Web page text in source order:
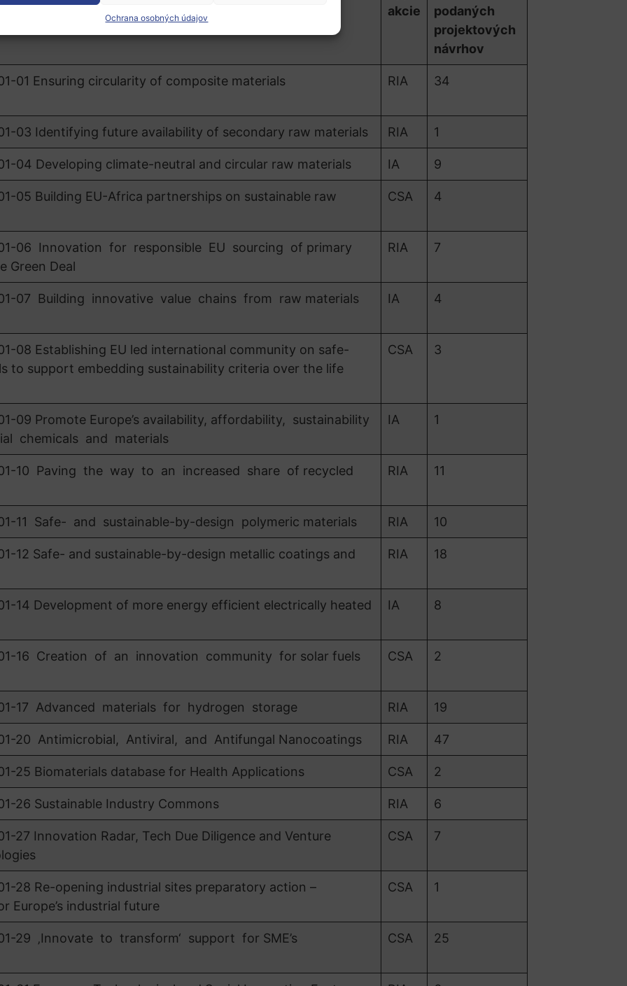
Ochrana osobných údajov
akcie
podaných
projektových
návrhov
01 Ensuring circularity of composite materials
RIA 34
03 Identifying future availability of secondary raw materials RIA 1
04 Developing climate-neutral and circular raw materials IA 9
05 Building EU-Africa partnerships on sustainable raw
CSA 4
01-06 Innovation for responsible EU sourcing of primary
Green Deal
RIA 7
01-07 Building innovative value chains from raw materials
IA 4
08 Establishing EU led international community on safe-
to support embedding sustainability criteria over the life
CSA 3
09 Promote Europe’s availability, affordability, sustainability
chemicals and materials
IA 1
01-10 Paving the way to an increased share of recycled
RIA 11
11 Safe- and sustainable-by-design polymeric materials RIA 10
12 Safe- and sustainable-by-design metallic coatings and
RIA 18
14 Development of more energy efficient electrically heated
IA 8
01-16 Creation of an innovation community for solar fuels
CSA 2
01-17 Advanced materials for hydrogen storage RIA 19
01-20 Antimicrobial, Antiviral, and Antifungal Nanocoatings RIA 47
25 Biomaterials database for Health Applications CSA 2
26 Sustainable Industry Commons RIA 6
27 Innovation Radar, Tech Due Diligence and Venture
CSA 7
28 Re-opening industrial sites preparatory action –
Europe’s industrial future
CSA 1
29 ‚Innovate to transform‘ support for SME’s
CSA 25